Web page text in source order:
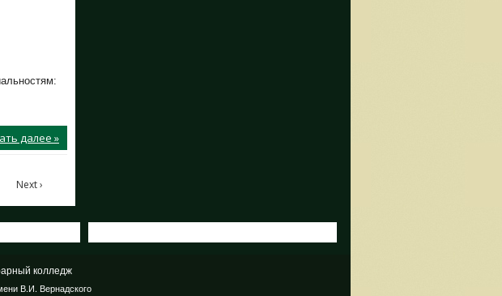
далее »
Next ›
колледж
В.И. Вернадского